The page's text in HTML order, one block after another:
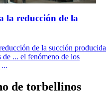
la reducción de la
de la succión producida
... el fenómeno de los
de torbellinos